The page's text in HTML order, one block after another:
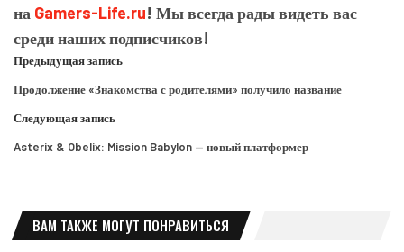
на Gamers-Life.ru! Мы всегда рады видеть вас
среди наших подписчиков!
Предыдущая запись
Продолжение «Знакомства с родителями» получило название
Следующая запись
Asterix & Obelix: Mission Babylon — новый платформер
ВАМ ТАКЖЕ МОГУТ ПОНРАВИТЬСЯ